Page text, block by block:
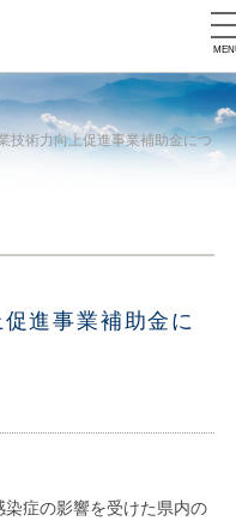
技術力向上促進事業補助金につ
進事業補助金に
症の影響を受けた県内の